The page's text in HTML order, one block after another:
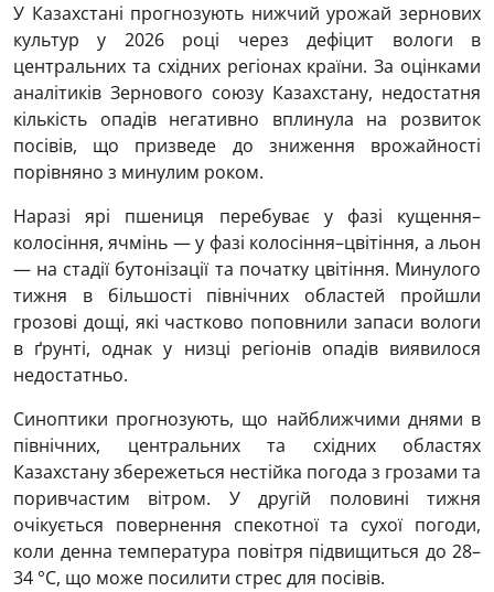
У Казахстані прогнозують нижчий урожай зернових
культур у 2026 році через дефіцит вологи в
центральних та східних регіонах країни. За оцінками
аналітиків Зернового союзу Казахстану, недостатня
кількість опадів негативно вплинула на розвиток
посівів, що призведе до зниження врожайності
порівняно з минулим роком.
Наразі ярі пшениця перебуває у фазі кущення–
колосіння, ячмінь — у фазі колосіння–цвітіння, а льон
— на стадії бутонізації та початку цвітіння. Минулого
тижня в більшості північних областей пройшли
грозові дощі, які частково поповнили запаси вологи
в ґрунті, однак у низці регіонів опадів виявилося
недостатньо.
Синоптики прогнозують, що найближчими днями в
північних, центральних та східних областях
Казахстану збережеться нестійка погода з грозами та
поривчастим вітром. У другій половині тижня
очікується повернення спекотної та сухої погоди,
коли денна температура повітря підвищиться до 28–
34 °С, що може посилити стрес для посівів.